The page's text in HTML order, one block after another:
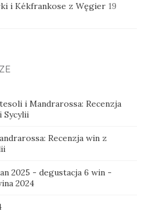
i Kékfrankose z Węgier 19
i Mandrarossa: Recenzja
Sycylii
Recenzja win z
2025 - degustacja 6 win -
2024